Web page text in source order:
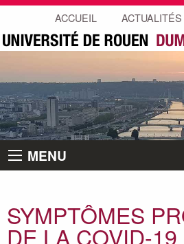
ACCUEIL ACTUALITÉS
MENU
SYMPTÔMES
DE LA COVID-19